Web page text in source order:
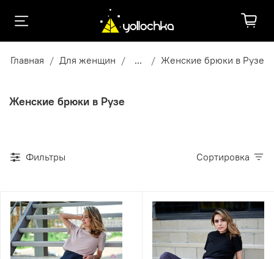
Главная Для женщин ... Женские брюки в Рузе
Женские брюки в Рузе
Фильтры Сортировка